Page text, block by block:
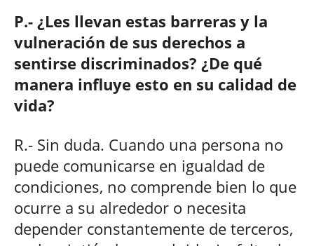
P.- ¿Les llevan estas barreras y la
vulneración de sus derechos a
sentirse discriminados? ¿De qué
manera influye esto en su calidad de
vida?
R.- Sin duda. Cuando una persona no
puede comunicarse en igualdad de
condiciones, no comprende bien lo que
ocurre a su alrededor o necesita
depender constantemente de terceros,